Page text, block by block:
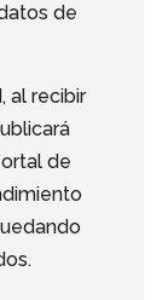
de
al recibir
de